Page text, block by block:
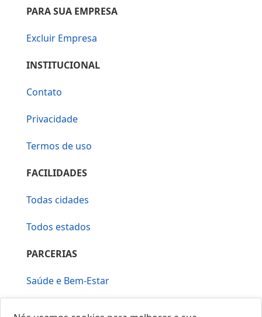
PARA SUA EMPRESA
Excluir Empresa
INSTITUCIONAL
Contato
Privacidade
Termos de uso
FACILIDADES
Todas cidades
Todos estados
PARCERIAS
Saúde e Bem-Estar